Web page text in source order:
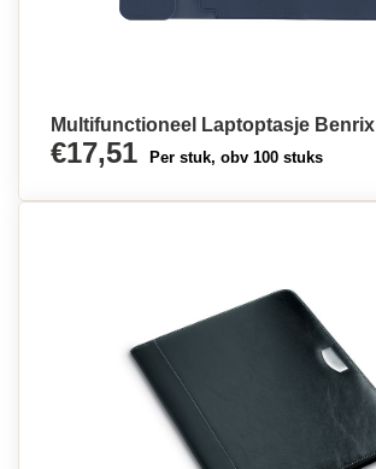
Multifunctioneel Laptoptasje Benrix
€17,51 Per stuk, obv 100 stuks